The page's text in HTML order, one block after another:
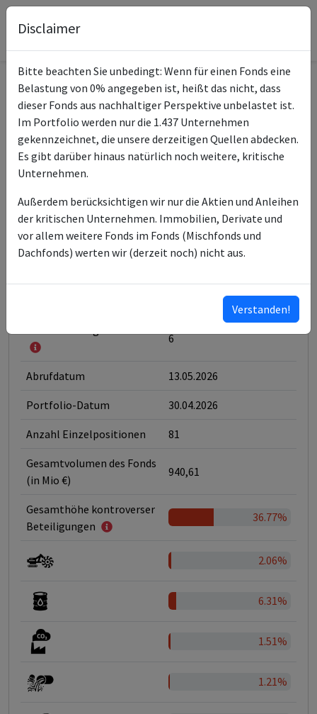
Informationen zum Fonds
Name
iShares MSCI Korea
UCITS ETF USD (Dist)
ISIN des Fonds
Typ des Fonds ETF
Fondsmanagement
BlackRock Asset
Management Ireland Ltd
BlackRock Advisors (UK)
6
Abrufdatum 13.05.2026
Portfolio-Datum 30.04.2026
Anzahl Einzelpositionen 81
Gesamtvolumen des Fonds
(in Mio €)
940,61
Gesamthöhe kontroverser
Beteiligungen
36.77%
2.06%
6.31%
1.51%
1.21%
Disclaimer
Bitte beachten Sie unbedingt: Wenn für einen Fonds eine
Belastung von 0% angegeben ist, heißt das nicht, dass
dieser Fonds aus nachhaltiger Perspektive unbelastet ist.
Im Portfolio werden nur die 1.437 Unternehmen
gekennzeichnet, die unsere derzeitigen Quellen abdecken.
Es gibt darüber hinaus natürlich noch weitere, kritische
Unternehmen.
Außerdem berücksichtigen wir nur die Aktien und Anleihen
der kritischen Unternehmen. Immobilien, Derivate und
vor allem weitere Fonds im Fonds (Mischfonds und
Dachfonds) werten wir (derzeit noch) nicht aus.
Verstanden!